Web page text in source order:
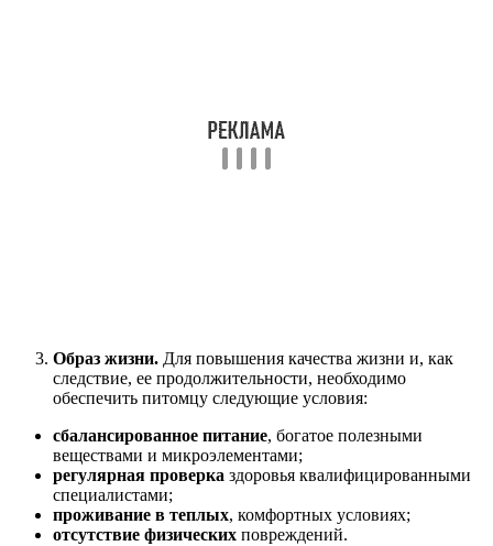
Образ жизни. Для повышения качества жизни и, как
следствие, ее продолжительности, необходимо
обеспечить питомцу следующие условия:
сбалансированное питание, богатое полезными
веществами и микроэлементами;
регулярная проверка здоровья квалифицированными
специалистами;
проживание в теплых, комфортных условиях;
отсутствие физических повреждений.